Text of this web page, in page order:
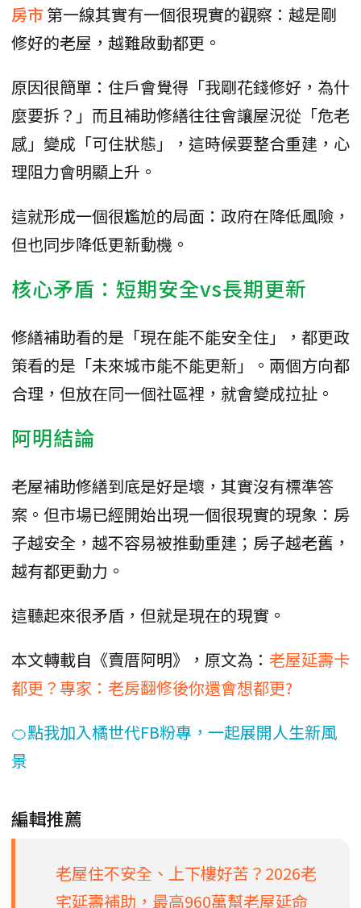
房市第一線其實有一個很現實的觀察：越是剛
修好的老屋，越難啟動都更。
原因很簡單：住戶會覺得「我剛花錢修好，為什
麼要拆？」而且補助修繕往往會讓屋況從「危老
感」變成「可住狀態」，這時候要整合重建，心
理阻力會明顯上升。
這就形成一個很尷尬的局面：政府在降低風險，
但也同步降低更新動機。
核心矛盾：短期安全vs長期更新
修繕補助看的是「現在能不能安全住」，都更政
策看的是「未來城市能不能更新」。兩個方向都
合理，但放在同一個社區裡，就會變成拉扯。
阿明結論
老屋補助修繕到底是好是壞，其實沒有標準答
案。但市場已經開始出現一個很現實的現象：房
子越安全，越不容易被推動重建；房子越老舊，
越有都更動力。
這聽起來很矛盾，但就是現在的現實。
本文轉載自《賣厝阿明》，原文為： 老屋延壽卡
都更？專家：老房翻修後你還會想都更?
🍊點我加入橘世代FB粉專，一起展開人生新風
景
編輯推薦
老屋住不安全、上下樓好苦？2026老
宅延壽補助，最高960萬幫老屋延命